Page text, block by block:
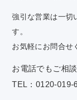
強引な営業は一切
す。
お気軽にお問合せ
お電話でもご相談
TEL：0120-019-